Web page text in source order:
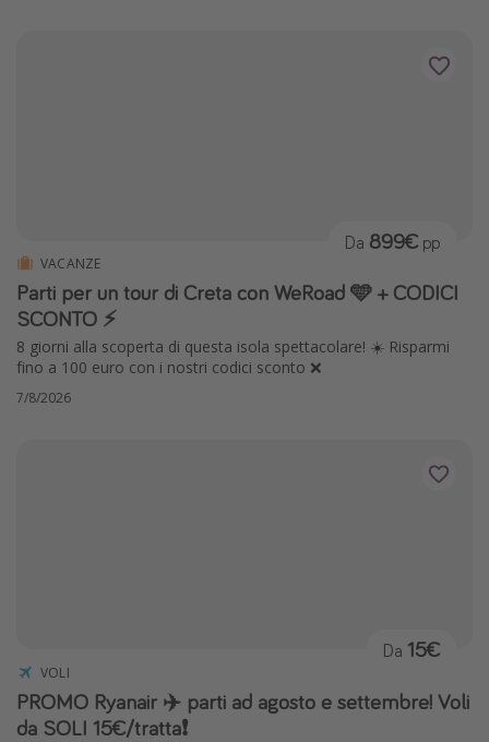
VACANZE
Parti per un tour di Creta con WeRoad 🩵 + CODICI
SCONTO ⚡️
8 giorni alla scoperta di questa isola spettacolare! ☀️ Risparmi
fino a 100 euro con i nostri codici sconto ❌
Da 899€ pp
7/8/2026
VOLI
PROMO Ryanair ✈️ parti ad agosto e settembre! Voli
da SOLI 15€/tratta❗️
Da 15€